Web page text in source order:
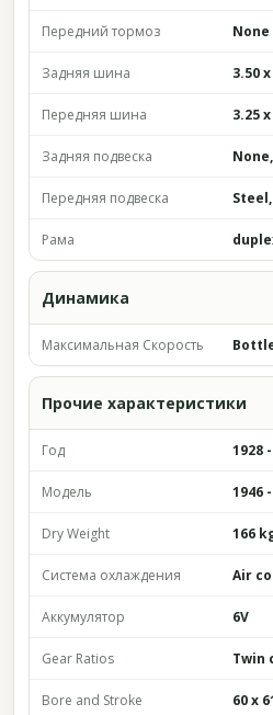
Передний тормоз None
Задняя шина 3.50
Передняя шина 3.25
Задняя подвеска
Передняя подвеска
Рама
Динамика
Максимальная Скорость
Прочие характеристики
Год 1928
Модель 1946
Dry Weight 166
Система охлаждения Air
Аккумулятор 6V
Gear Ratios Twin
Bore and Stroke 60 x